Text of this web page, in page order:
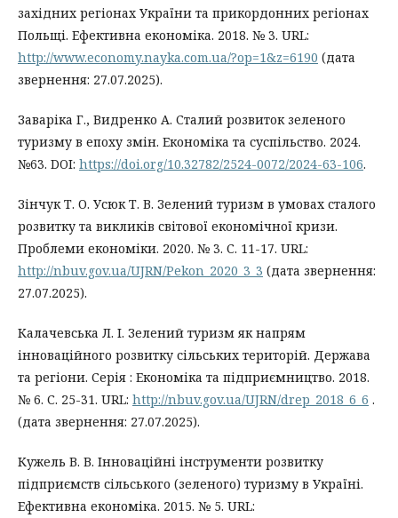
західних регіонах України та прикордонних регіонах
Польщі. Ефективна економіка. 2018. № 3. URL:
http://www.economy.nayka.com.ua/?op=1&z=6190 (дата
звернення: 27.07.2025).
Заваріка Г., Видренко А. Сталий розвиток зеленого
туризму в епоху змін. Економіка та суспільство. 2024.
№63. DOI: https://doi.org/10.32782/2524-0072/2024-63-106.
Зінчук Т. О. Усюк Т. В. Зелений туризм в умовах сталого
розвитку та викликів світової економічної кризи.
Проблеми економіки. 2020. № 3. С. 11-17. URL:
http://nbuv.gov.ua/UJRN/Pekon_2020_3_3 (дата звернення:
27.07.2025).
Калачевська Л. І. Зелений туризм як напрям
інноваційного розвитку сільських територій. Держава
та регіони. Серія : Економіка та підприємництво. 2018.
№ 6. С. 25-31. URL: http://nbuv.gov.ua/UJRN/drep_2018_6_6 .
(дата звернення: 27.07.2025).
Кужель В. В. Інноваційні інструменти розвитку
підприємств сільського (зеленого) туризму в Україні.
Ефективна економіка. 2015. № 5. URL: